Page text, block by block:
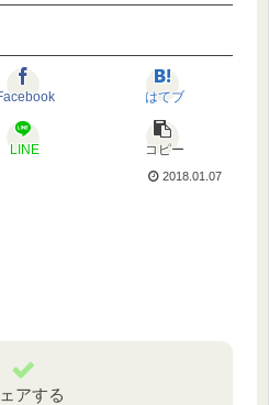
はてブ
LINE コピー
2018.01.07
アする